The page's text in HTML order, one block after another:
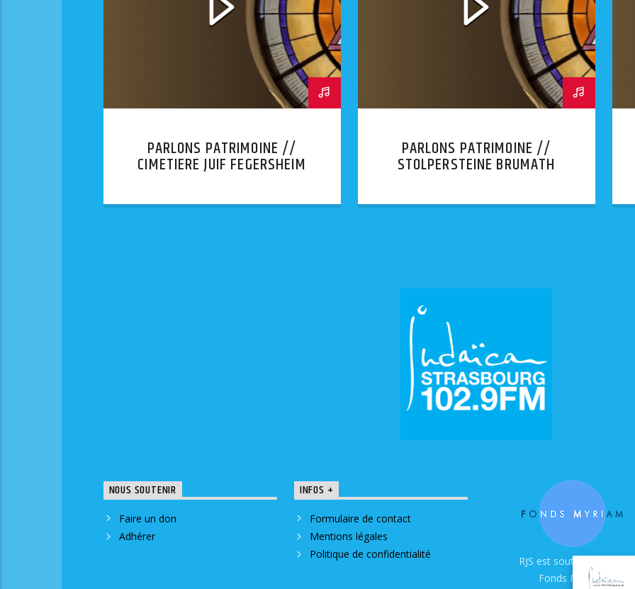
PARLONS PATRIMOINE //
CIMETIERE JUIF FEGERSHEIM
PARLONS PATRIMOINE //
STOLPERSTEINE BRUMATH
NOUS SOUTENIR
Faire un don
Adhérer
INFOS +
Formulaire de contact
Mentions légales
Politique de confidentialité
RJS est soutenue par le
Fonds Myriam